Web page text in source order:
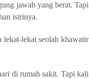
jawab yang berat. Tapi
istrinya.
lekat-lekat seolah khawatir
di rumah sakit. Tapi kali